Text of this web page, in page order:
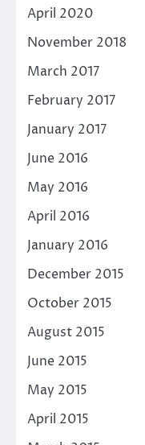
April 2020
November 2018
March 2017
February 2017
January 2017
June 2016
May 2016
April 2016
January 2016
December 2015
October 2015
August 2015
June 2015
May 2015
April 2015